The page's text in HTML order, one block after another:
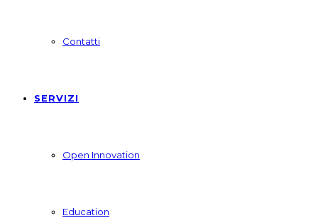
Contatti
SERVIZI
Open Innovation
Education